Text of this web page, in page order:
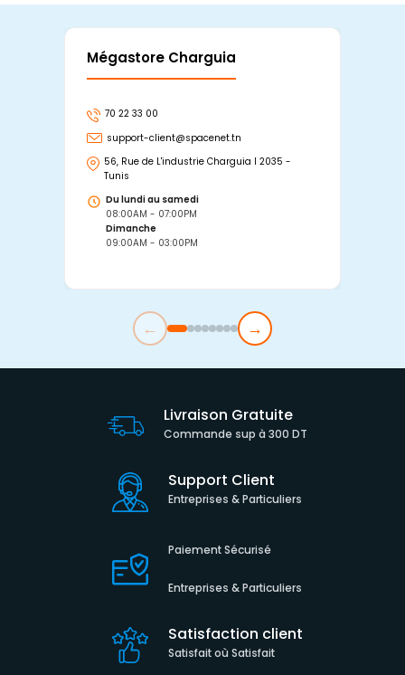
Mégastore Charguia
70 22 33 00
support-client@spacenet.tn
56, Rue de L'industrie Charguia I 2035 -
Tunis
Du lundi au samedi
08:00AM - 07:00PM
Dimanche
09:00AM - 03:00PM
← →
Livraison Gratuite
Commande sup à 300 DT
Support Client
Entreprises & Particuliers
Paiement Sécurisé
Entreprises & Particuliers
Satisfaction client
Satisfait où Satisfait